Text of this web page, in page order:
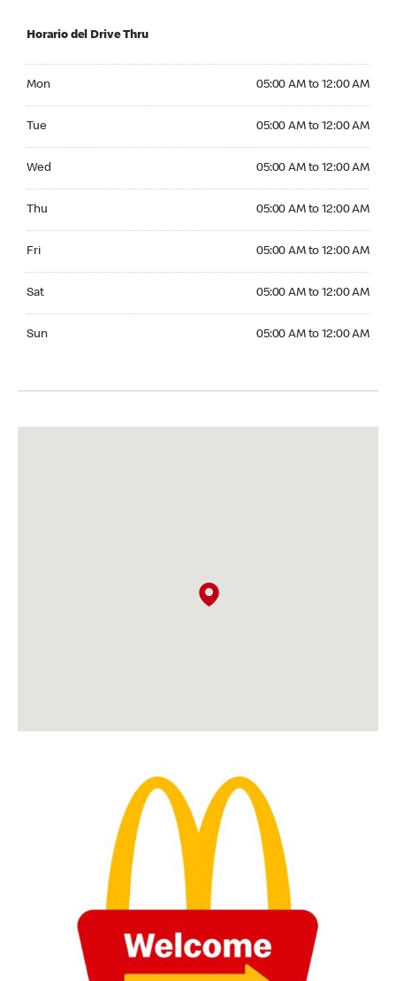
Horario del Drive Thru
Mon 05:00 AM to 12:00 AM
Tue 05:00 AM to 12:00 AM
Wed 05:00 AM to 12:00 AM
Thu 05:00 AM to 12:00 AM
Fri 05:00 AM to 12:00 AM
Sat 05:00 AM to 12:00 AM
Sun 05:00 AM to 12:00 AM